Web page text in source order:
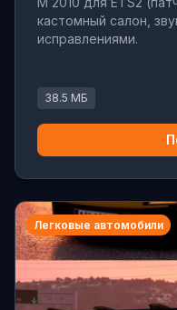
кастомный салон,
исправлениями.
38.5 МБ
Легковые автомобили